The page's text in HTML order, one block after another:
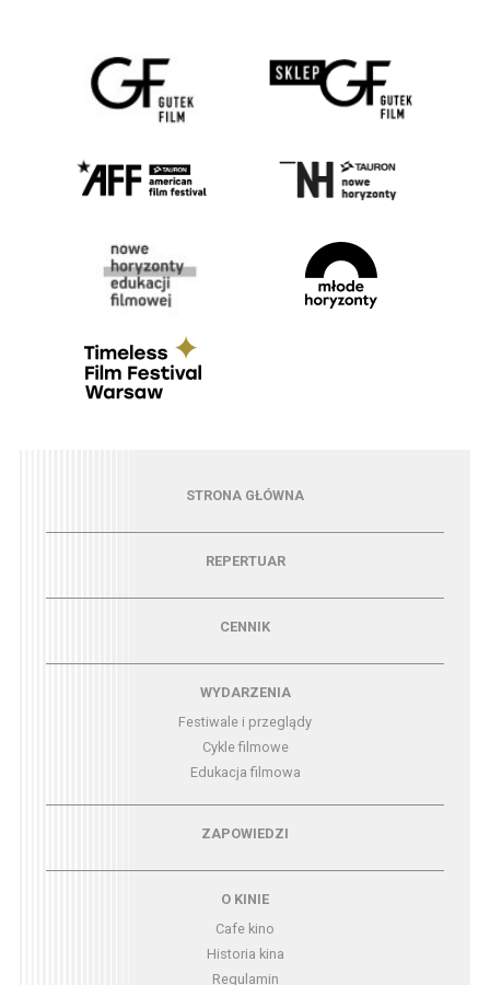
Menu - strona główna
STRONA GŁÓWNA
Menu - repertuarREPERTUAR
CENNIK
Menu - wydarzeniaWYDARZENIA
Festiwale i przeglądy
Cykle filmowe
Edukacja filmowa
Menu - zapowiedziZAPOWIEDZI
O KINIE
Cafe kino
Historia kina
Regulamin